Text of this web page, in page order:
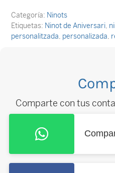
Categoría: Ninots
Etiquetas: Ninot de Aniversari
personalitzada personalizada
Comparte con tus